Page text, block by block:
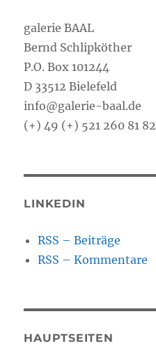
galerie BAAL
Bernd Schlipköther
P.O. Box 101244
D 33512 Bielefeld
info@galerie-baal.de
(+) 49 (+) 521 260 81 82
LINKEDIN
RSS – Beiträge
RSS – Kommentare
HAUPTSEITEN